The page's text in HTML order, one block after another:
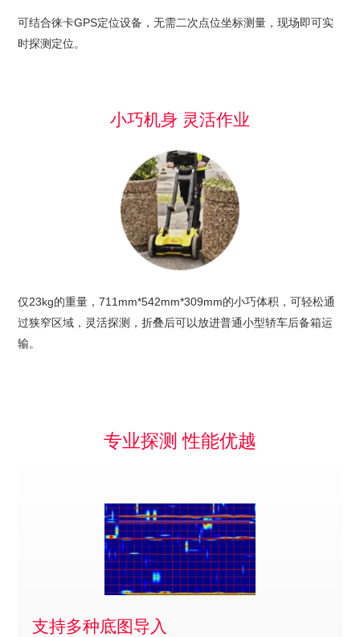
可结合徕卡GPS定位设备，无需二次点位坐标测量，现场即可实
时探测定位。
小巧机身 灵活作业
仅23kg的重量，711mm*542mm*309mm的小巧体积，可轻松通
过狭窄区域，灵活探测，折叠后可以放进普通小型轿车后备箱运
输。
专业探测 性能优越
支持多种底图导入